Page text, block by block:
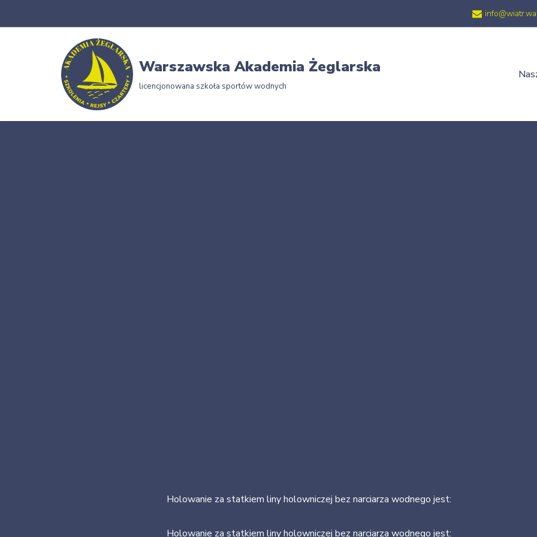
Warszawska Akademia Żeglarska
licencjonowana szkoła sportów wodnych
Holowanie za statkiem liny holowniczej bez narciarza wodnego jest:
Holowanie za statkiem liny holowniczej bez narciarza wodnego jest: